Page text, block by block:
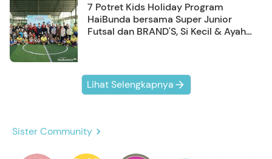
7 Potret Kids Holiday Program
HaiBunda bersama Super Junior
Futsal dan BRAND'S, Si Kecil & Ayah
Lihat Selengkapnya
Sister Community